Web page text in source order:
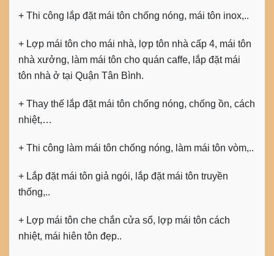
+ Thi công lắp đặt mái tôn chống nóng, mái tôn inox,..
+ Lợp mái tôn cho mái nhà, lợp tôn nhà cấp 4, mái tôn
nhà xưởng, làm mái tôn cho quán caffe, lắp đặt mái
tôn nhà ở tại Quận Tân Bình.
+ Thay thế lắp đặt mái tôn chống nóng, chống ồn, cách
nhiệt,…
+ Thi công làm mái tôn chống nóng, làm mái tôn vòm,..
+ Lắp đặt mái tôn giả ngói, lắp đặt mái tôn truyền
thống,..
+ Lợp mái tôn che chắn cửa sổ, lợp mái tôn cách
nhiệt, mái hiên tôn đẹp..